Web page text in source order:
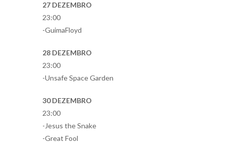
27 DEZEMBRO
23:00
-GuimaFloyd
28 DEZEMBRO
23:00
-Unsafe Space Garden
30 DEZEMBRO
23:00
-Jesus the Snake
-Great Fool